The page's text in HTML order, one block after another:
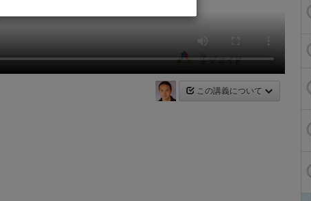
この講義について